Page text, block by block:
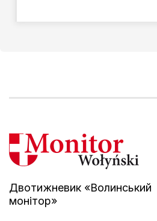
Двотижневик «Волинський
монітор»